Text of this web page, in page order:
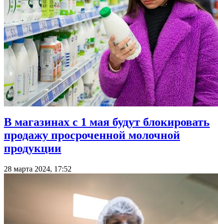
В магазинах с 1 мая будут блокировать
продажу просроченной молочной
продукции
28 марта 2024, 17:52